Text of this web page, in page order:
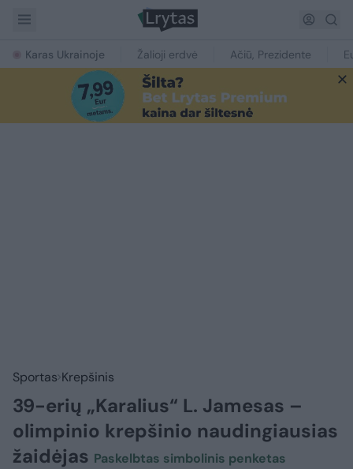
Karas Ukrainoje Žalioji erdvė Ačiū, Prezidente
Sportas Krepšinis
39-erių „Karalius“ L. Jamesas –
olimpinio krepšinio naudingiausias
žaidėjas Paskelbtas simbolinis penketas